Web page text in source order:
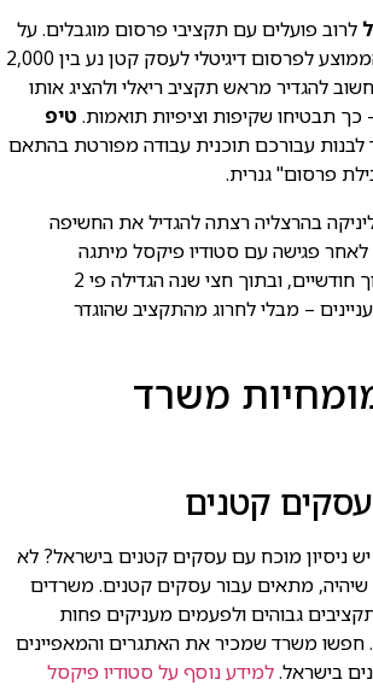
לרוב פועלים עם תקציבי פרסום מוגבלים. על
פי הערכות, התקציב הממוצע לפרסום דיגיטלי לעסק קטן נע בין 2,000
חשוב להגדיר מראש תקציב ריאלי ולהציג אותו
תבטיחו שקיפות וציפיות תואמות. טיפ
עבורכם תוכנית עבודה מפורטת בהתאם
פרסום" גנרית.
בהרצליה רצתה להגדיל את החשיפה
לאחר פגישה עם סטודיו פיקסל מיתגה
עצמה מחדש תוך חודשיים, ובתוך חצי שנה הגדילה פי 2
– מבלי לחרוג מהתקציב שהוגדר
משרד
קטנים
ניסיון מוכח עם עסקים קטנים בישראל? לא
מתאים עבור עסקים קטנים. משרדים
גבוהים ולפעמים מעניקים פחות
משרד שמכיר את האתגרים והמאפיינים
בישראל.למידע נוסף על סטודיו פיקסל